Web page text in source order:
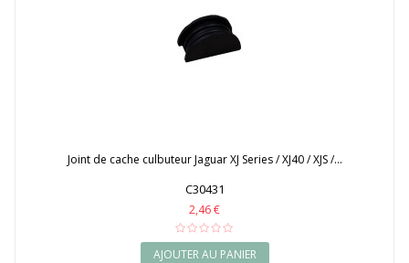
Joint de cache culbuteur Jaguar XJ Series / XJ40 / XJS /...
C30431
2,46 €
AJOUTER AU PANIER